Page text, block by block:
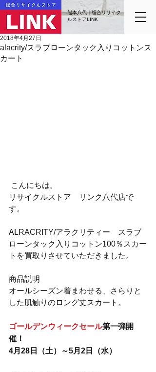
熊本八代｜総合リサイク
ルストアLINK
alacrity/スラブローンタック入りコットンス
カート
2018年4月27日
こんにちは。
リサイクルストア　リンク八代店で
す。
ALRACRITY/アラクリティー　スラブ
ローンタック入りコットン100％スカー
トを買取りさせていただきました。
商品説明
オールシーズン着まわせる、さらりと
した肌触りのロング丈スカート。
ゴールデンウィークセール第一弾開
催！
4月28日（土）～5月2日（水）